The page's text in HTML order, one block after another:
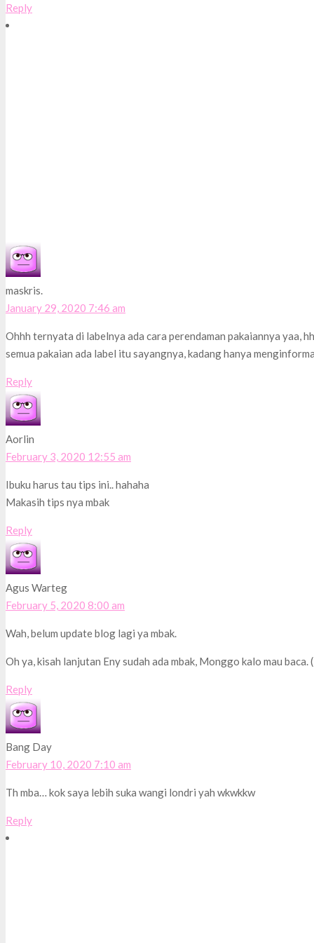
Reply
maskris.
January 29, 2020 7:46 am
Ohhh ternyata di labelnya ada cara perendaman pakaiannya yaa,
semua pakaian ada label itu sayangnya, kadang hanya
Reply
Aorlin
February 3, 2020 12:55 am
Ibuku harus tau tips ini.. hahaha
Makasih tips nya mbak
Reply
Agus Warteg
February 5, 2020 8:00 am
Wah, belum update blog lagi ya mbak.
Oh ya, kisah lanjutan Eny sudah ada mbak, Monggo kalo mau baca.
Reply
Bang Day
February 10, 2020 7:10 am
Th mba… kok saya lebih suka wangi londri yah wkwkkw
Reply